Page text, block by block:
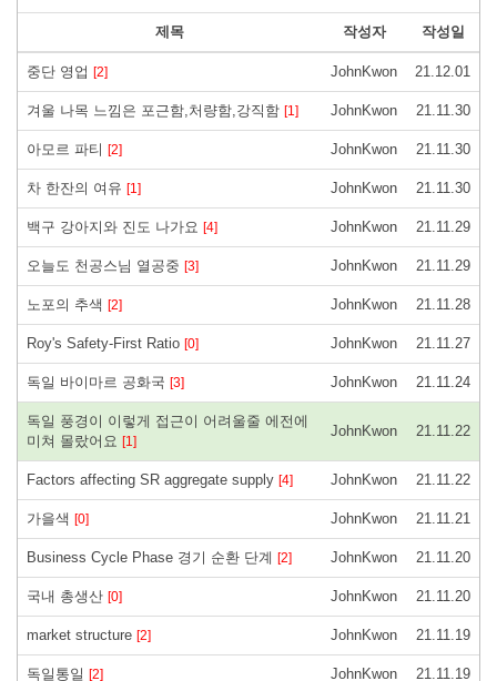
제목 작성자 작성일
중단 영업 [2] JohnKwon 21.12.01
겨울 나목 느낌은 포근함,처량함,강직함 [1] JohnKwon 21.11.30
아모르 파티 [2] JohnKwon 21.11.30
차 한잔의 여유 [1] JohnKwon 21.11.30
백구 강아지와 진도 나가요 [4] JohnKwon 21.11.29
오늘도 천공스님 열공중 [3] JohnKwon 21.11.29
노포의 추색 [2] JohnKwon 21.11.28
Roy's Safety-First Ratio [0] JohnKwon 21.11.27
독일 바이마르 공화국 [3] JohnKwon 21.11.24
독일 풍경이 이렇게 접근이 어려울줄 에전에
미쳐 몰랐어요 [1]
JohnKwon 21.11.22
Factors affecting SR aggregate supply [4] JohnKwon 21.11.22
가을색 [0] JohnKwon 21.11.21
Business Cycle Phase 경기 순환 단계 [2] JohnKwon 21.11.20
국내 총생산 [0] JohnKwon 21.11.20
market structure [2] JohnKwon 21.11.19
독일통일 [2] JohnKwon 21.11.19